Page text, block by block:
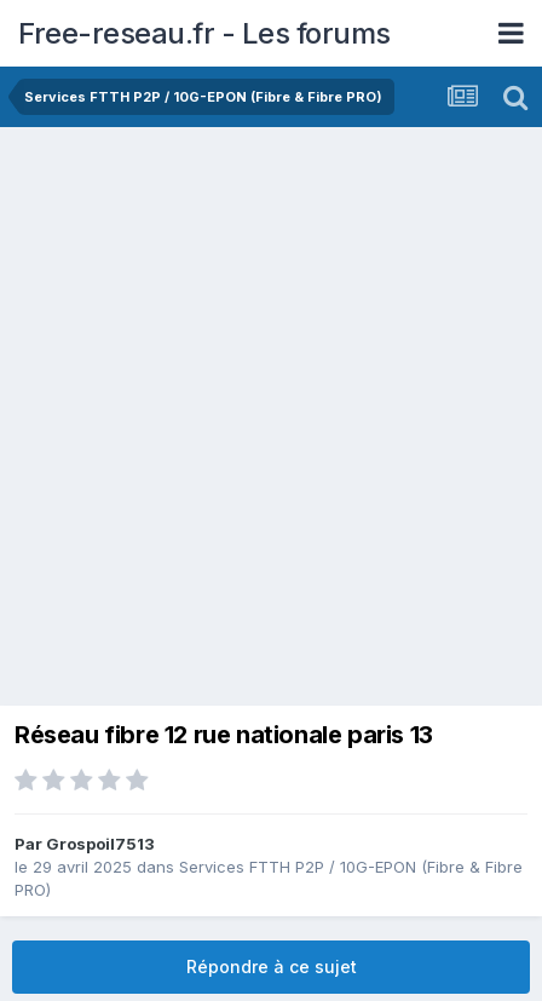
Free-reseau.fr - Les forums
Services FTTH P2P / 10G-EPON (Fibre & Fibre PRO)
Réseau fibre 12 rue nationale paris 13
Par Grospoil7513
le 29 avril 2025 dans Services FTTH P2P / 10G-EPON (Fibre & Fibre
PRO)
Répondre à ce sujet